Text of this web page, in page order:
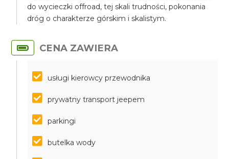
do wycieczki offroad, tej skali trudności, pokonania
dróg o charakterze górskim i skalistym.
CENA ZAWIERA
usługi kierowcy przewodnika
prywatny transport jeepem
parkingi
butelka wody